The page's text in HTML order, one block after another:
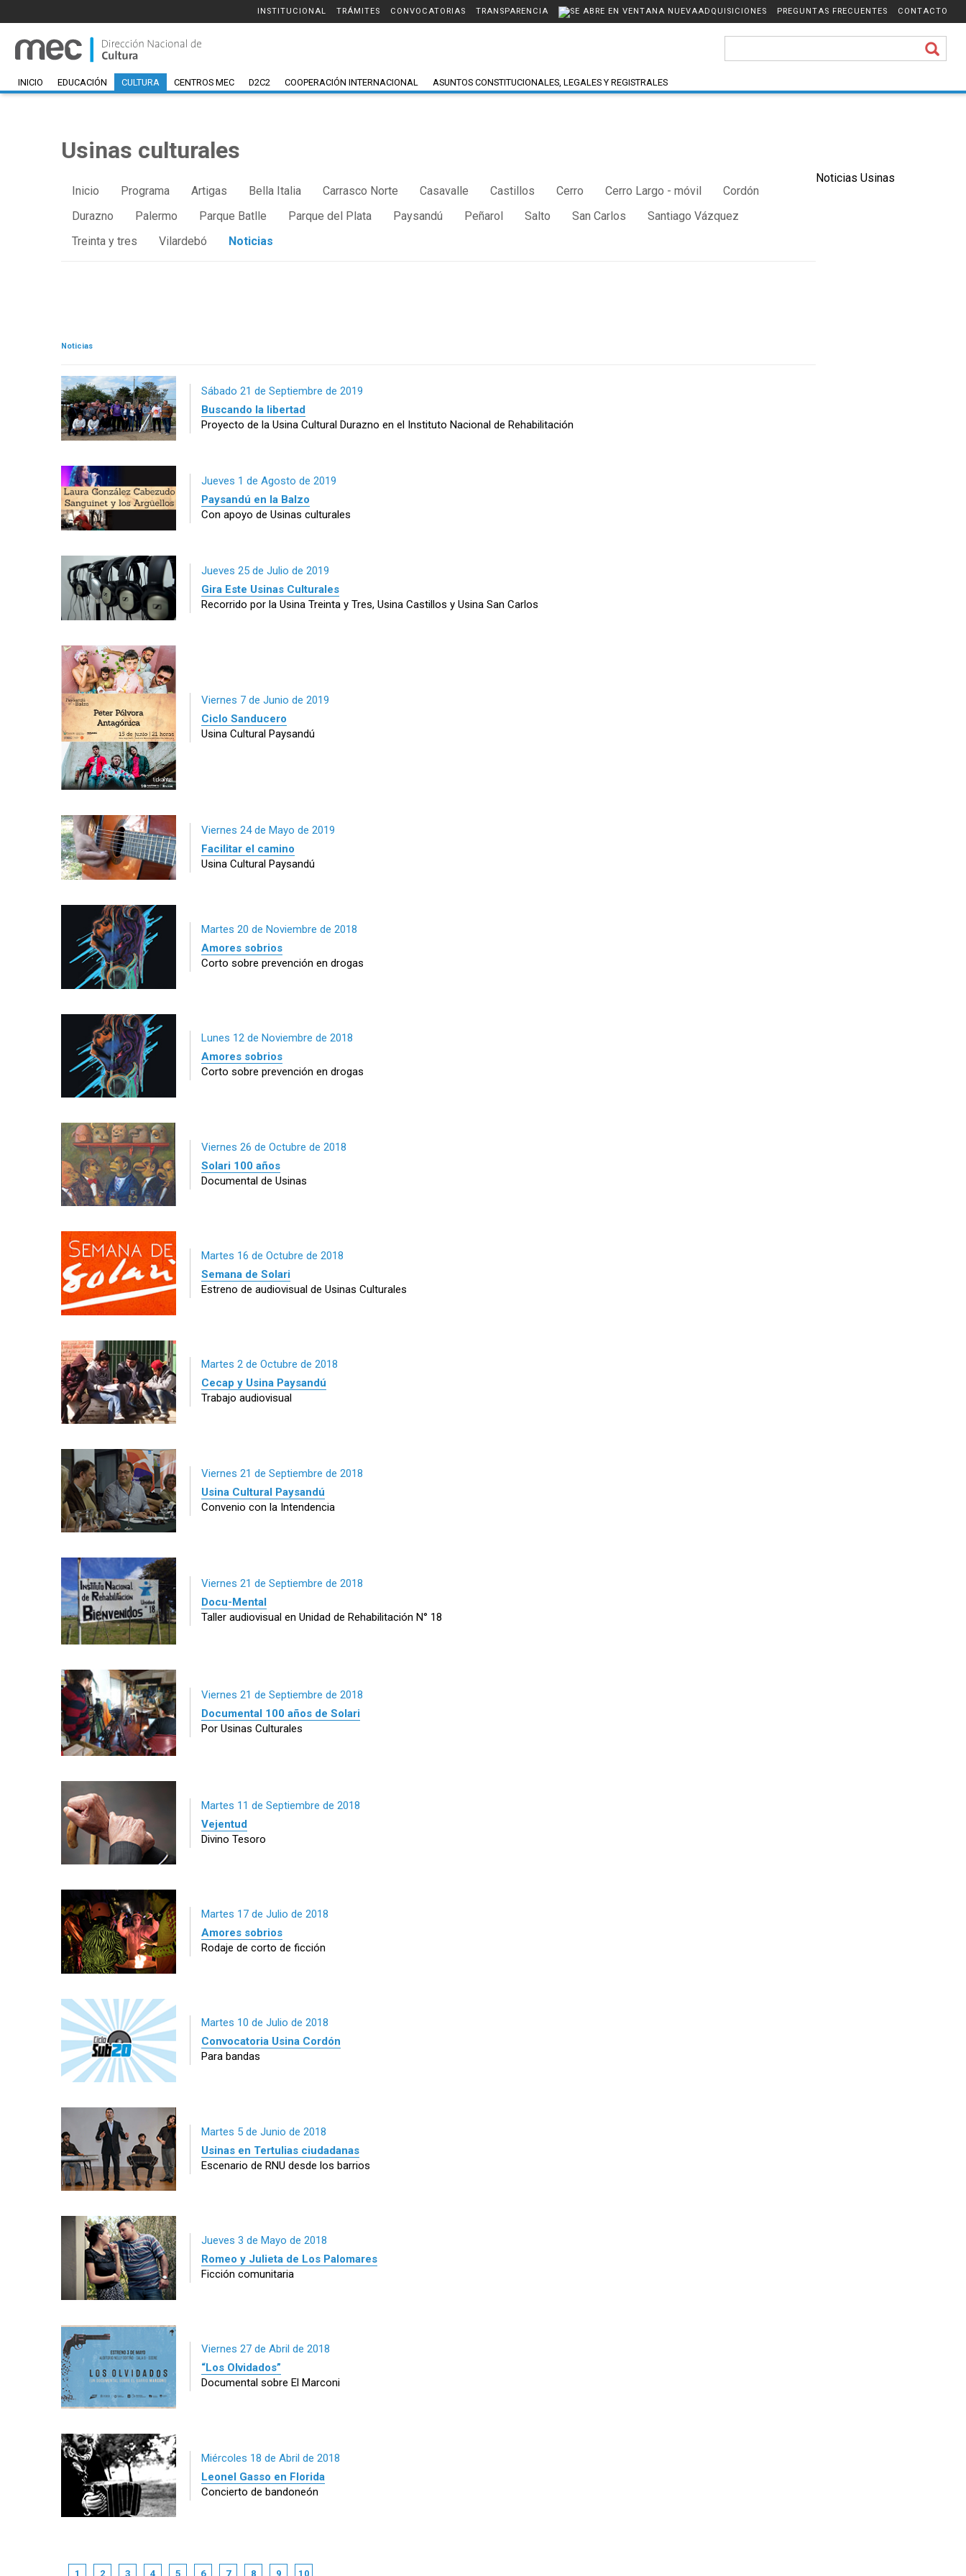
INSTITUCIONAL TRÁMITES CONVOCATORIAS TRANSPARENCIA ADQUISICIONES PREGUNTAS FRECUENTES CONTACTO
INICIO EDUCACIÓN CULTURA CENTROS MEC D2C2 COOPERACIÓN INTERNACIONAL ASUNTOS CONSTITUCIONALES, LEGALES Y REGISTRALES
Usinas culturales
Inicio Programa Artigas Bella Italia Carrasco Norte Casavalle Castillos Cerro Cerro Largo - móvil
Cordón
Durazno
Palermo Parque Batlle Parque del Plata Paysandú Peñarol Salto San Carlos
Santiago Vázquez
Treinta y tres
Vilardebó Noticias
Noticias Usinas
Noticias
Sábado 21 de Septiembre de 2019
Buscando la libertad
Proyecto de la Usina Cultural Durazno en el Instituto Nacional de Rehabilitación
Jueves 1 de Agosto de 2019
Paysandú en la Balzo
Con apoyo de Usinas culturales
Jueves 25 de Julio de 2019
Gira Este Usinas Culturales
Recorrido por la Usina Treinta y Tres, Usina Castillos y Usina San Carlos
Viernes 7 de Junio de 2019
Ciclo Sanducero
Usina Cultural Paysandú
Viernes 24 de Mayo de 2019
Facilitar el camino
Usina Cultural Paysandú
Martes 20 de Noviembre de 2018
Amores sobrios
Corto sobre prevención en drogas
Lunes 12 de Noviembre de 2018
Amores sobrios
Corto sobre prevención en drogas
Viernes 26 de Octubre de 2018
Solari 100 años
Documental de Usinas
Martes 16 de Octubre de 2018
Semana de Solari
Estreno de audiovisual de Usinas Culturales
Martes 2 de Octubre de 2018
Cecap y Usina Paysandú
Trabajo audiovisual
Viernes 21 de Septiembre de 2018
Usina Cultural Paysandú
Convenio con la Intendencia
Viernes 21 de Septiembre de 2018
Docu-Mental
Taller audiovisual en Unidad de Rehabilitación N° 18
Viernes 21 de Septiembre de 2018
Documental 100 años de Solari
Por Usinas Culturales
Martes 11 de Septiembre de 2018
Vejentud
Divino Tesoro
Martes 17 de Julio de 2018
Amores sobrios
Rodaje de corto de ficción
Martes 10 de Julio de 2018
Convocatoria Usina Cordón
Para bandas
Martes 5 de Junio de 2018
Usinas en Tertulias ciudadanas
Escenario de RNU desde los barrios
Jueves 3 de Mayo de 2018
Romeo y Julieta de Los Palomares
Ficción comunitaria
Viernes 27 de Abril de 2018
“Los Olvidados”
Documental sobre El Marconi
Miércoles 18 de Abril de 2018
Leonel Gasso en Florida
Concierto de bandoneón
1 2 3 4 5 6 7 8 9 10